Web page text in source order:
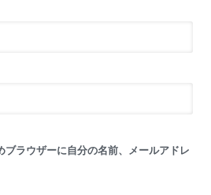
ブラウザーに自分の名前、メールアドレ